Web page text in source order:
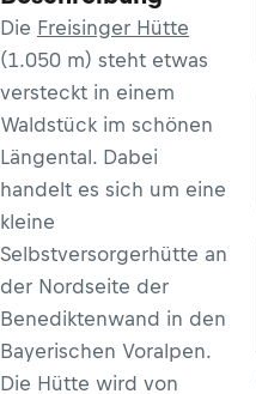
Die Freisinger Hütte
(1.050 m) steht etwas
versteckt in einem
Waldstück im schönen
Längental. Dabei
handelt es sich um eine
kleine
Selbstversorgerhütte an
der Nordseite der
Benediktenwand in den
Bayerischen Voralpen.
Die Hütte wird von